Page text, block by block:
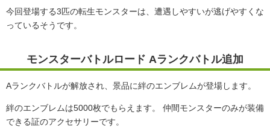
今回登場する3匹の転生モンスターは、遭遇しやすいが逃げやすくな
っているそうです。
モンスターバトルロード Aランクバトル追加
Aランクバトルが解放され、景品に絆のエンブレムが登場します。
絆のエンブレムは5000枚でもらえます。 仲間モンスターのみが装備
できる証のアクセサリーです。